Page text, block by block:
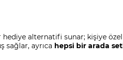
alternatifi sunar; kişiye
sağlar, ayrıca hepsi bir arada